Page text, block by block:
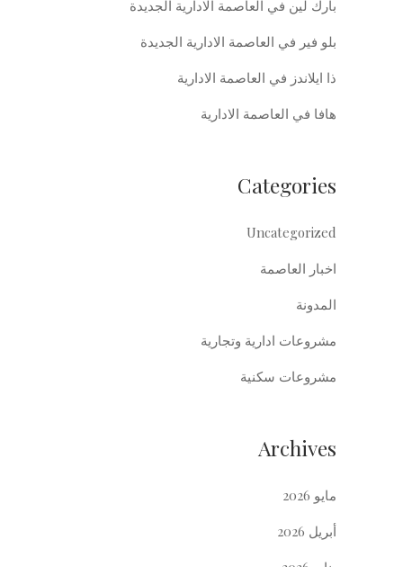
بارك لين في العاصمة الادارية الجديدة
بلو فير في العاصمة الادارية الجديدة
ذا ايلاندز في العاصمة الادارية
هافا في العاصمة الادارية
Categories
Uncategorized
اخبار العاصمة
المدونة
مشروعات ادارية وتجارية
مشروعات سكنية
Archives
مايو 2026
أبريل 2026